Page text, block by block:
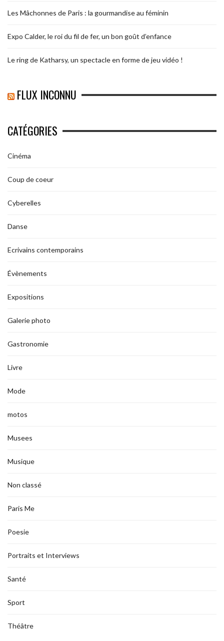
Les Mâchonnes de Paris : la gourmandise au féminin
Expo Calder, le roi du fil de fer, un bon goût d’enfance
Le ring de Katharsy, un spectacle en forme de jeu vidéo !
FLUX INCONNU
CATÉGORIES
Cinéma
Coup de coeur
Cyberelles
Danse
Ecrivains contemporains
Évènements
Expositions
Galerie photo
Gastronomie
Livre
Mode
motos
Musees
Musique
Non classé
Paris Me
Poesie
Portraits et Interviews
Santé
Sport
Théâtre